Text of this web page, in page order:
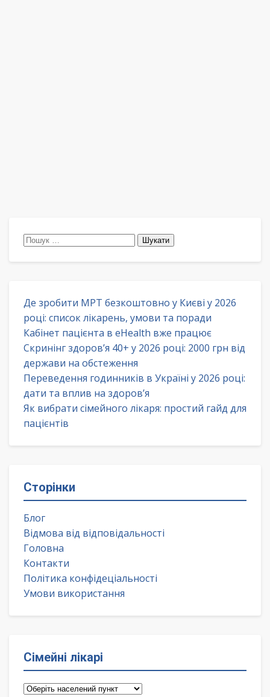
Пошук:
Де зробити МРТ безкоштовно у Києві у 2026
році: список лікарень, умови та поради
Кабінет пацієнта в eHealth вже працює
Скринінг здоров’я 40+ у 2026 році: 2000 грн від
держави на обстеження
Переведення годинників в Україні у 2026 році:
дати та вплив на здоров’я
Як вибрати сімейного лікаря: простий гайд для
пацієнтів
Сторінки
Блог
Відмова від відповідальності
Головна
Контакти
Політика конфідеціальності
Умови використання
Сімейні лікарі
Сімейні